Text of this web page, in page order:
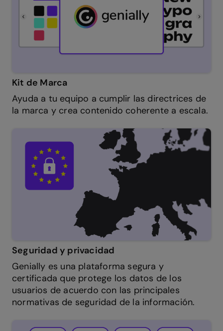
Kit de Marca
Ayuda a tu equipo a cumplir las directrices de
la marca y crea contenido coherente a escala.
Seguridad y privacidad
Genially es una plataforma segura y
certificada que protege los datos de los
usuarios de acuerdo con las principales
normativas de seguridad de la información.